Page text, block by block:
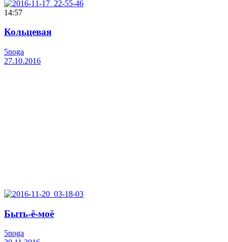
14:57
Кольцевая
5noga
27.10.2016
Быть-ё-моё
5noga